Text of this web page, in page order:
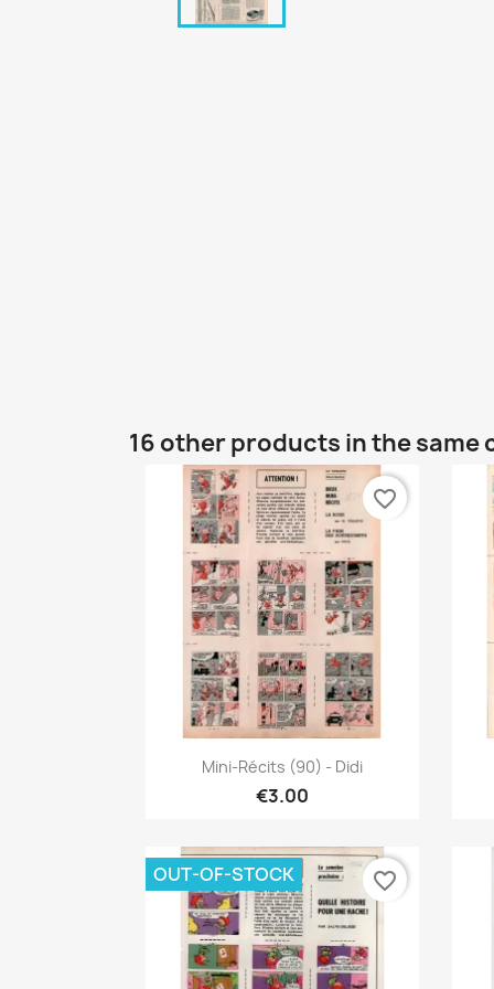
16 other products in the same
Quick view
Mini-Récits (90) - Didi
€3.00
favorite_border
OUT-OF-STOCK favorite_border